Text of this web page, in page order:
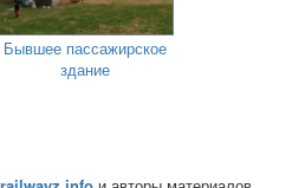
Бывшее пассажирское
здание